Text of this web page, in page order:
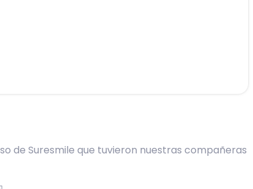
de Suresmile que tuvieron nuestras compañeras